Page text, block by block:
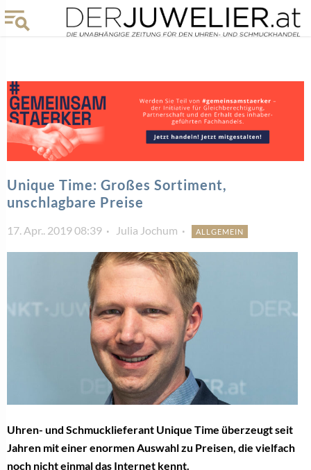
Unique Time: Großes Sortiment,
unschlagbare Preise
17. Apr.. 2019 08:39 Julia Jochum ALLGEMEIN
Uhren- und Schmucklieferant Unique Time überzeugt seit
Jahren mit einer enormen Auswahl zu Preisen, die vielfach
noch nicht einmal das Internet kennt.